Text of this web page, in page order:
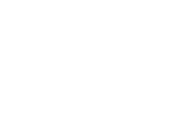
たらお気軽にお問い合わせくださ
リノベーション工事のお客様の声は